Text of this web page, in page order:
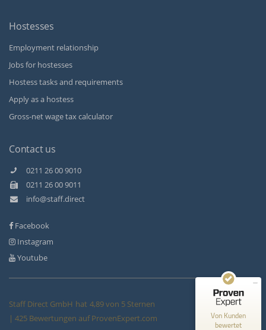
Hostesses
Employment relationship
Jobs for hostesses
Hostess tasks and requirements
Apply as a hostess
Gross-net wage tax calculator
Contact us
0211 26 00 9010
0211 26 00 9011
info@staff.direct
Facebook
Instagram
Youtube
Staff Direct GmbH hat 4,89von 5 Sternen
| 425 Bewertungen auf ProvenExpert.com
Von Kunden
bewertet
146
Bewertungen auf
ProvenExpert.com
Bewertungen von 3
anderen Quellen